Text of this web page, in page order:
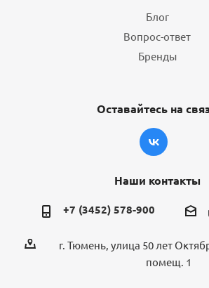
Блог
Вопрос-ответ
Бренды
Оставайтесь на
Наши контакты
+7 (3452) 578-900
г. Тюмень, улица 50 лет
помещ. 1